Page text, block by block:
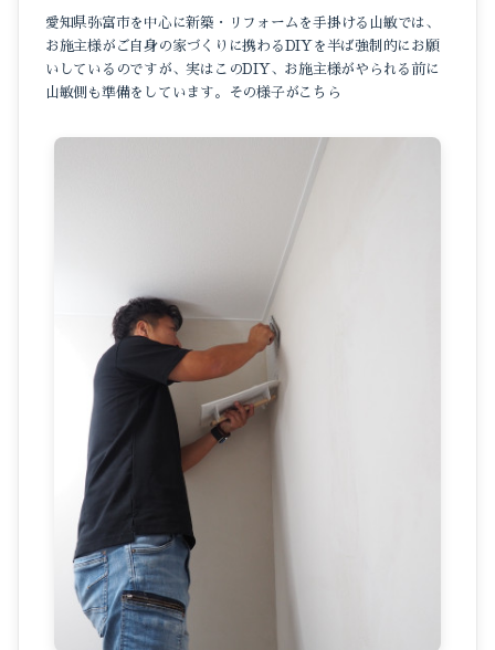
愛知県弥富市を中心に新築・リフォームを手掛ける山敏では、
お施主様がご自身の家づくりに携わるDIYを半ば強制的にお願
いしているのですが、実はこのDIY、お施主様がやられる前に
山敏側も準備をしています。その様子がこちら